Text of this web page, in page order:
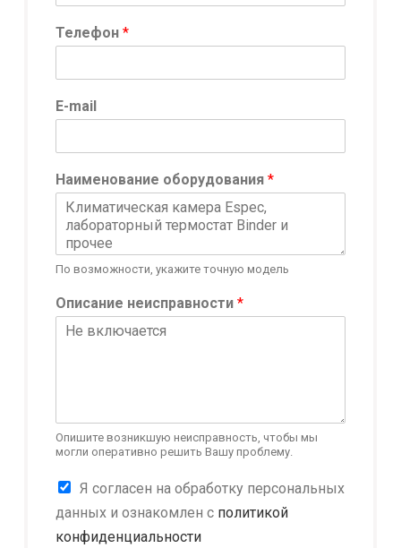
Телефон *
E-mail
Наименование оборудования *
По возможности, укажите точную модель
Описание неисправности *
Опишите возникшую неисправность, чтобы мы
могли оперативно решить Вашу проблему.
о
б
о
К
н
ф
Я согласен на обработку персональных
данных и ознакомлен с политикой
конфиденциальности